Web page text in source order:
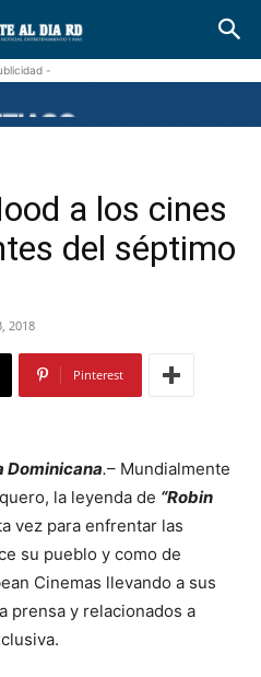
-
a los cines
del séptimo
2018
Pinterest
Dominicana.– Mundialmente
la leyenda de “Robin
vez para enfrentar las
su pueblo y como de
Cinemas llevando a sus
prensa y relacionados a